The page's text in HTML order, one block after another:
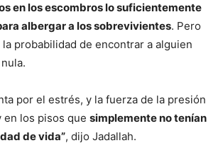
en los escombros lo suficientemente
albergar a los sobrevivientes. Pero
probabilidad de encontrar a alguien
por el estrés, y la fuerza de la presión
en los pisos que simplemente no tenían
de vida”, dijo Jadallah.